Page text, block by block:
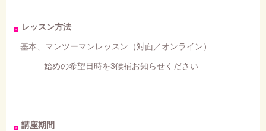
レッスン方法
基本、マンツーマンレッスン（対面／オンライン）
始めの希望日時を3候補お知らせください
講座期間